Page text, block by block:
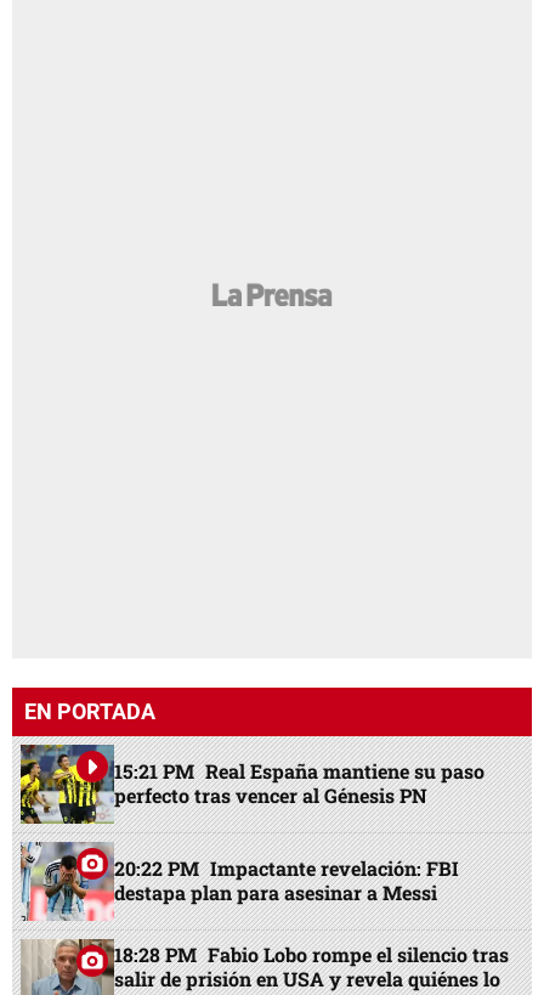
EN PORTADA
15:21 PM Real España mantiene su paso
perfecto tras vencer al Génesis PN
20:22 PM Impactante revelación: FBI
destapa plan para asesinar a Messi
18:28 PM Fabio Lobo rompe el silencio tras
salir de prisión en USA y revela quiénes lo